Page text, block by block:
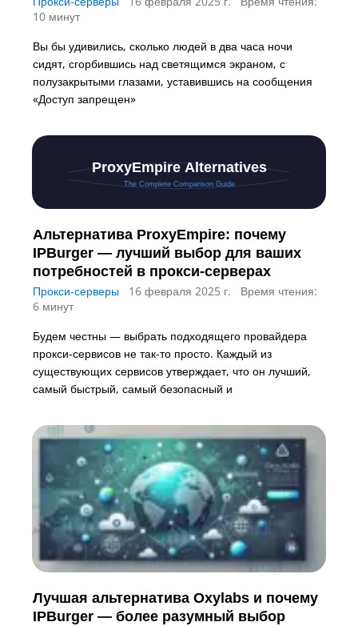
10 минут
Вы бы удивились, сколько людей в два часа ночи
сидят, сгорбившись над светящимся экраном, с
полузакрытыми глазами, уставившись на сообщения
«Доступ запрещен»
Альтернатива ProxyEmpire: почему
IPBurger — лучший выбор для ваших
потребностей в прокси-серверах
Прокси-серверы 16 февраля 2025 г.
Время чтения:
6 минут
Будем честны — выбрать подходящего провайдера
прокси-сервисов не так-то просто. Каждый из
существующих сервисов утверждает, что он лучший,
самый быстрый, самый безопасный и
Лучшая альтернатива Oxylabs и почему
IPBurger — более разумный выбор